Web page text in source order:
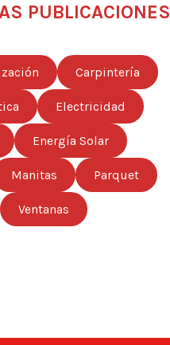
PUBLICACIONES
Carpintería
Electricidad
Energía Solar
Manitas Parquet
Ventanas